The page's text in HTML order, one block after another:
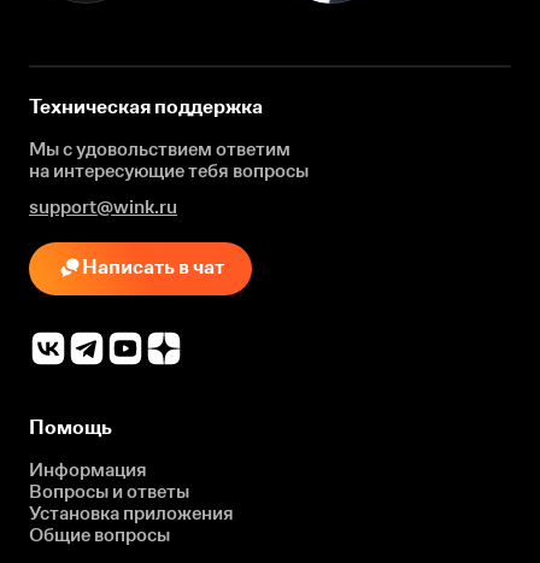
Техническая поддержка
Мы с удовольствием ответим
на интересующиетебя вопросы
support@wink.ru
Написать в чат
Помощь
Информация
Вопросы и ответы
Установка приложения
Общие вопросы